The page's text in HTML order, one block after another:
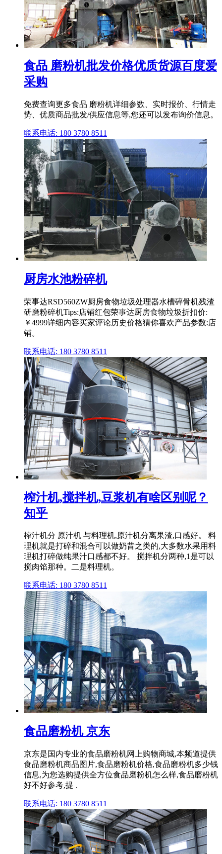
食品 磨粉机批发价格优质货源百度爱
采购
免费查询更多食品 磨粉机详细参数、实时报价、行情走
势、优质商品批发/供应信息等,您还可以发布询价信息。
联系电话: 180 3780 8511
厨房水池粉碎机
荣事达RSD560ZW厨房食物垃圾处理器水槽碎骨机残渣
研磨粉碎机Tips:店铺红包荣事达厨房食物垃圾折扣价:
￥4999详细内容买家评论历史价格猜你喜欢产品参数:店
铺。
联系电话: 180 3780 8511
榨汁机,搅拌机,豆浆机有啥区别呢？
知乎
榨汁机分 原汁机 与料理机,原汁机分离果渣,口感好。 料
理机就是打碎和混合可以做奶昔之类的,大多数水果用料
理机打碎做纯果汁口感都不好。 搅拌机分两种,1是可以
搅肉馅那种。二是料理机。
联系电话: 180 3780 8511
食品磨粉机 京东
京东是国内专业的食品磨粉机网上购物商城,本频道提供
食品磨粉机商品图片,食品磨粉机价格,食品磨粉机多少钱
信息,为您选购提供全方位食品磨粉机怎么样,食品磨粉机
好不好参考,提 .
联系电话: 180 3780 8511